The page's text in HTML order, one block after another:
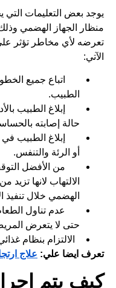
يوجد بعض التعليمات التي
منظار الجهاز الهضمي
تعرضه لأي مخاطر تؤثر
الآتي:
اتباع جميع
الطبيب.
إبلاغ الطبيب
حالة إصابته
إبلاغ الطبيب
أو الرئة والتنفس.
من الأفضل
الالتهاب لانها
الهضمي خلال تنفيذ
حتى لا يتعرض
الالتزام بنظام
تعرف ايضا علي: علاج
كيف يتم